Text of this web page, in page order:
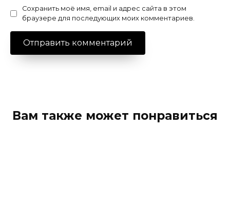
Сохранить моё имя, email и адрес сайта в этом
браузере для последующих моих комментариев.
Вам также может понравиться